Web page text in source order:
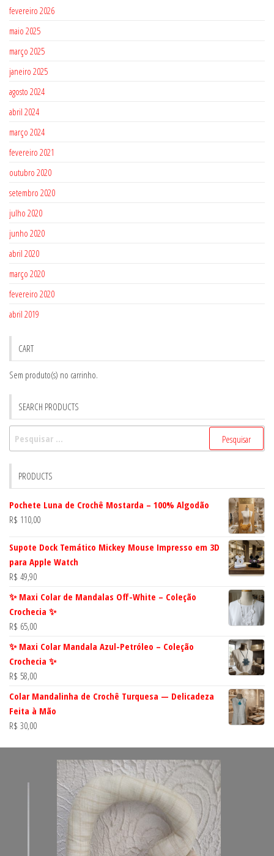
fevereiro 2026
maio 2025
março 2025
janeiro 2025
agosto 2024
abril 2024
março 2024
fevereiro 2021
outubro 2020
setembro 2020
julho 2020
junho 2020
abril 2020
março 2020
fevereiro 2020
abril 2019
CART
Sem produto(s) no carrinho.
SEARCH PRODUCTS
Pesquisar
por:
PRODUCTS
Pochete Luna de Crochê Mostarda – 100% Algodão
R$ 110,00
Supote Dock Temático Mickey Mouse Impresso em 3D
para Apple Watch
R$ 49,90
✨ Maxi Colar de Mandalas Off-White – Coleção
Crochecia ✨
R$ 65,00
✨ Maxi Colar Mandala Azul-Petróleo – Coleção
Crochecia ✨
R$ 58,00
Colar Mandalinha de Crochê Turquesa — Delicadeza
Feita à Mão
R$ 30,00